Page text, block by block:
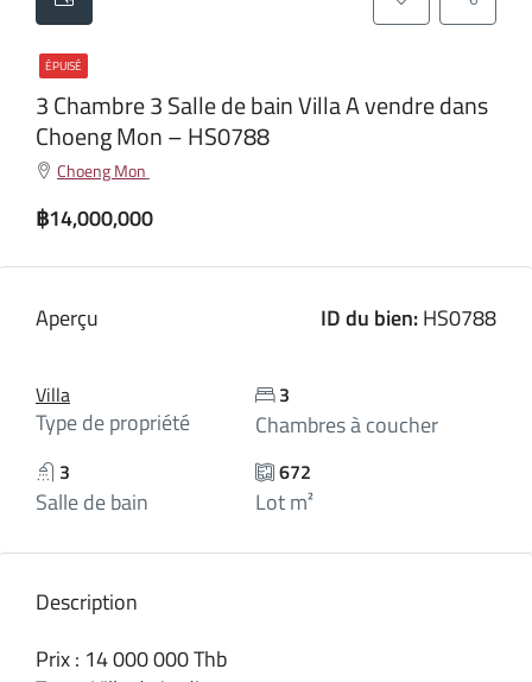
ÉPUISÉ
3 Chambre 3 Salle de bain Villa A vendre dans
Choeng Mon – HS0788
Choeng Mon
฿14,000,000
Aperçu ID du bien:HS0788
Villa
Type de propriété
3
Chambres à coucher
3
Salle de bain
672
Lot m²
Description
Prix : 14 000 000 Thb